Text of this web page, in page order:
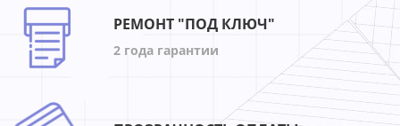
РЕМОНТ "ПОД КЛЮЧ"
2 года гарантии